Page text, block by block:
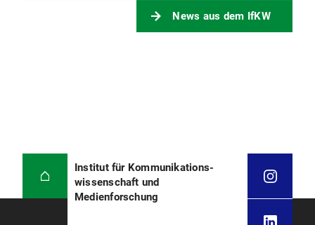
News aus dem IfKW
Institut für Kommunikations­
wissenschaft und
Medienforschung